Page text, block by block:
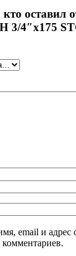
оставил
3/4″x175
email и адрес